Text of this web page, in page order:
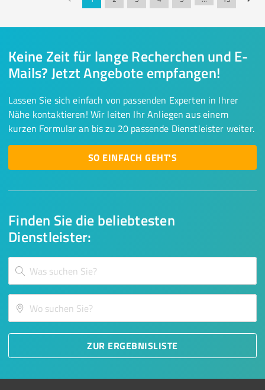
Finden Sie die beliebtesten
Dienstleister:
ZUR ERGEBNISLISTE
Keine Zeit für lange Recherchen und E-
Mails? Jetzt Angebote empfangen!
Lassen Sie sich einfach von passenden Experten in Ihrer
Nähe kontaktieren! Wir leiten Ihr Anliegen aus einem
kurzen Formular an bis zu 20 passende Dienstleister weiter.
SO EINFACH GEHT'S